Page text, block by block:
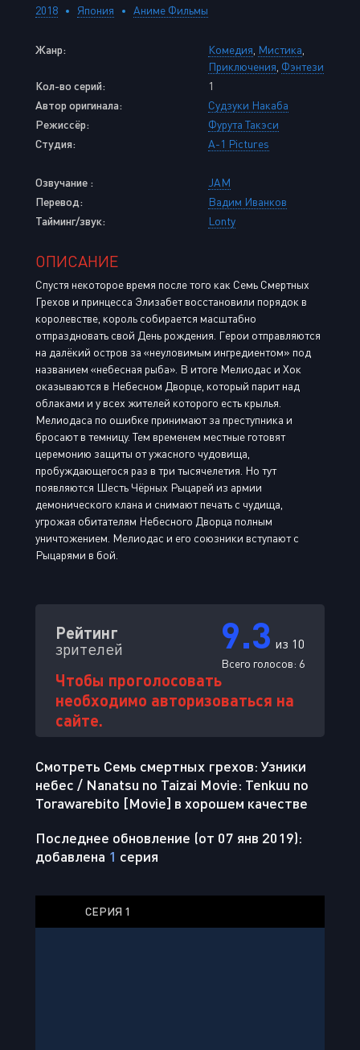
2018 Япония Аниме Фильмы
Жанр: Комедия Мистика
Приключения Фэнтези
Кол-во серий:
1
Автор оригинала:
Судзуки Накаба
Режиссёр:
Фурута Такэси
Студия:
A-1 Pictures
Озвучание :
JAM
Перевод:
Вадим Иванков
Тайминг/звук:
Lonty
ОПИСАНИЕ
Спустя некоторое время после того как Семь Смертных
Грехов и принцесса Элизабет восстановили порядок в
королевстве, король собирается масштабно
отпраздновать свой День рождения. Герои отправляются
на далёкий остров за «неуловимым ингредиентом» под
названием «небесная рыба». В итоге Мелиодас и Хок
оказываются в Небесном Дворце, который парит над
облаками и у всех жителей которого есть крылья.
Мелиодаса по ошибке принимают за преступника и
бросают в темницу. Тем временем местные готовят
церемонию защиты от ужасного чудовища,
пробуждающегося раз в три тысячелетия. Но тут
появляются Шесть Чёрных Рыцарей из армии
демонического клана и снимают печать с чудища,
угрожая обитателям Небесного Дворца полным
уничтожением. Мелиодас и его союзники вступают с
Рыцарями в бой.
Рейтинг
зрителей 9.3 из 10
Всего голосов: 6
Чтобы проголосовать
необходимо авторизоваться на
сайте.
Смотреть Семь смертных грехов: Узники
небес / Nanatsu no Taizai Movie: Tenkuu no
Torawarebito [Movie] в хорошем качестве
Последнее обновление (от 07 янв 2019):
добавлена 1 серия
СЕРИЯ 1